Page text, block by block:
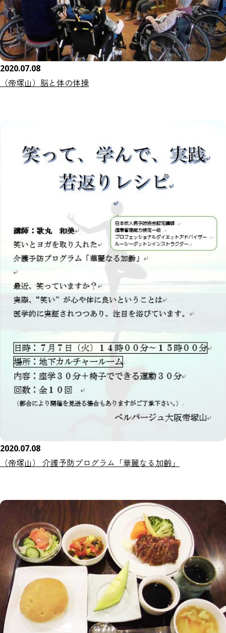
2020.07.08
（帝塚山）脳と体の体操
2020.07.08
（帝塚山） 介護予防プログラム「華麗なる加齢」